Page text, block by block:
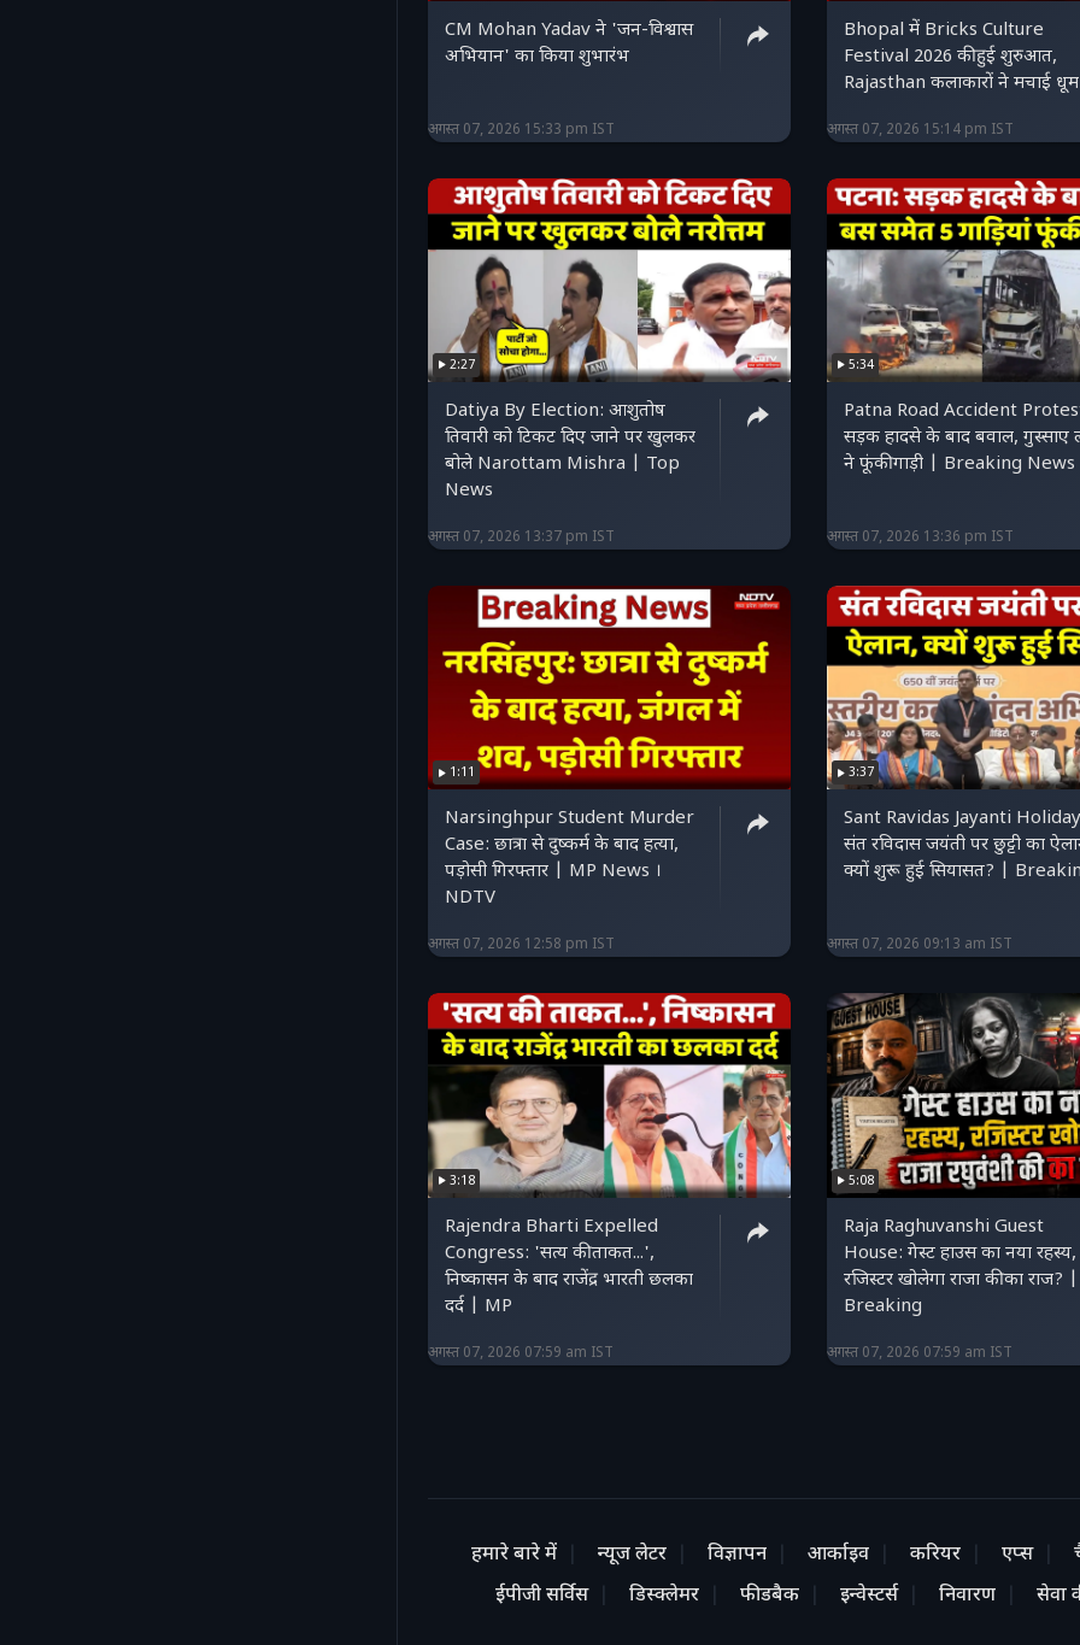
CM Mohan Yadav ने 'जन-विश्वास
अभियान' का किया शुभारंभ
अगस्त 07, 2026 15:33 pm IST
Bhopal में Bricks Culture
Festival 2026 की हुई शुरुआत,
Rajasthan कलाकारों ने मचाई धूम
अगस्त 07, 2026 15:14 pm IST
2:27
Datiya By Election: आशुतोष
तिवारी को टिकट दिए जाने पर खुलकर
बोले Narottam Mishra | Top
News
अगस्त 07, 2026 13:37 pm IST
5:34
Patna Road Accident
सड़क हादसे के बाद बवाल, गुस्साए
ने फूंकी गाड़ी | Breaking News
अगस्त 07, 2026 13:36 pm IST
1:11
Narsinghpur Student Murder
Case: छात्रा से दुष्कर्म के बाद हत्या,
पड़ोसी गिरफ्तार | MP News ।
NDTV
अगस्त 07, 2026 12:58 pm IST
3:37
Sant Ravidas Jayanti
संत रविदास जयंती पर छुट्टी का
क्यों शुरू हुई सियासत? |
अगस्त 07, 2026 09:13 am IST
3:18
Rajendra Bharti Expelled
Congress: 'सत्य की ताकत...',
निष्कासन के बाद राजेंद्र भारती छलका
दर्द | MP
अगस्त 07, 2026 07:59 am IST
5:08
Raja Raghuvanshi Guest
House: गेस्ट हाउस का नया रहस्य,
रजिस्टर खोलेगा राजा की का राज? |
Breaking
अगस्त 07, 2026 07:59 am IST
हमारे बारे में न्यूज लेटर विज्ञापन आर्काइव करियर एप्स
ईपीजी सर्विस
डिस्क्लेमर फीडबैक इन्वेस्टर्स निवारण सेवा